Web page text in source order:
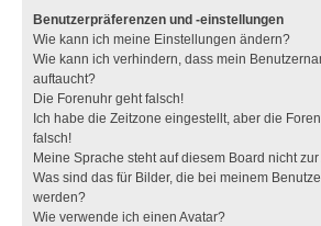
Benutzerpräferenzen und -einstellungen
Wie kann ich meine Einstellungen ändern?
Wie kann ich verhindern, dass mein
auftaucht?
Die Forenuhr geht falsch!
Ich habe die Zeitzone eingestellt, aber die
falsch!
Meine Sprache steht auf diesem Board nicht
Was sind das für Bilder, die bei meinem
werden?
Wie verwende ich einen Avatar?